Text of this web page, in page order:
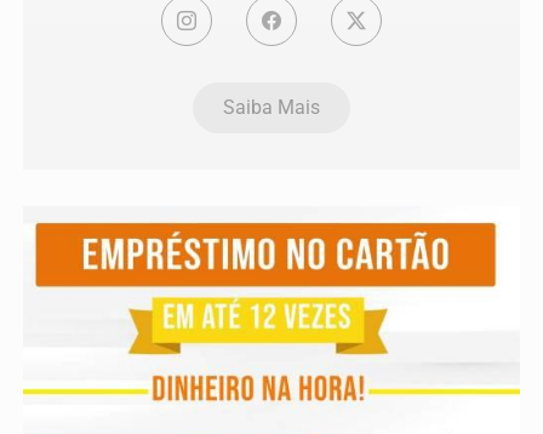
Saiba Mais